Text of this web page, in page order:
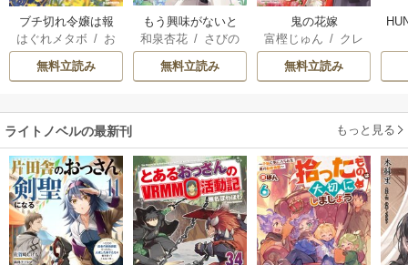
ブチ切れ令嬢は報
復を誓いました。
はぐれメタボ / お
おのいも /
無料立読み
もう興味がないと
離婚された令嬢の
意外と楽しい新生
活
和泉杏花 / さびの
ぶち
無料立読み
鬼の花嫁
富樫じゅん / クレ
ハ
無料立読み
ライトノベルの最新刊 もっと見る